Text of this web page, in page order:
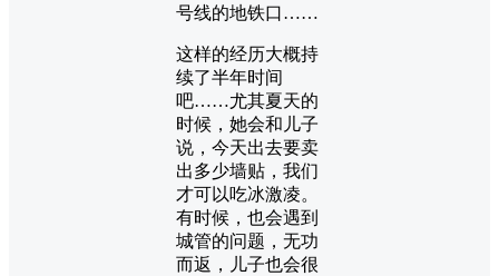
号线的地铁口……
这样的经历大概持
续了半年时间
吧……尤其夏天的
时候，她会和儿子
说，今天出去要卖
出多少墙贴，我们
才可以吃冰激凌。
有时候，也会遇到
城管的问题，无功
而返，儿子也会很